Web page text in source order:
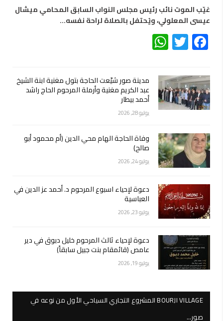
غيّب الموت نائب رئيس مجلس النواب السابق المحامي ميشال
عيسى المعلولي، ويُحتفل بالصلاة لراحة نفسه…
Facebook
Twitter
مدينة صور شيّعت الحاجة بتول مغنية ابنة الشيخ
عبد الكريم مغنية وأرملة المرحوم الحاج راشد
أحمد بيطار
يوليو 28, 2026
وفاة الحاجة الهام محي الدين (أم محمود أبو
صالح)
يوليو 24, 2026
دعوة لإحياء اسبوع المرحوم د. أحمد عز الدين في
العباسية
يوليو 23, 2026
دعوة لإحياء ثالث المرحوم خليل دبوق في دير
عامص (قائمقام بنت جبيل سابقاً)
يوليو 19, 2026
BOURJI VILLAGE المشروع التجاري السياحي الأول من نوعه في
صور…